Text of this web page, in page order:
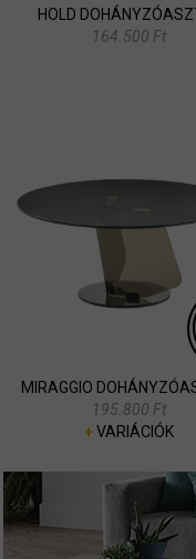
HOLD
164.500 Ft
MIRAGGIO
195.800 Ft
+VARIÁCIÓK